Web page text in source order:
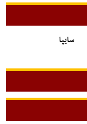
سایپا